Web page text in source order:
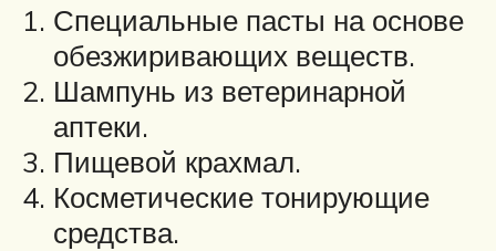
Специальные пасты на основе
обезжиривающих веществ.
Шампунь из ветеринарной
аптеки.
Пищевой крахмал.
Косметические тонирующие
средства.